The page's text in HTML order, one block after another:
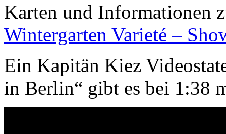
Karten und Informationen
Wintergarten Varieté –
Ein Kapitän Kiez
in Berlin“ gibt es bei 1:38